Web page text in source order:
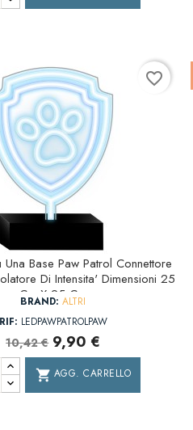
Una Base Paw Patrol Connettore
Di Intensita' Dimensioni 25
Cm X 25 Cm
BRAND: ALTRI
RIF: LEDPAWPATROLPAW
10,42 € 9,90 €
shopping_cart AGG. CARRELLO
favorite_border